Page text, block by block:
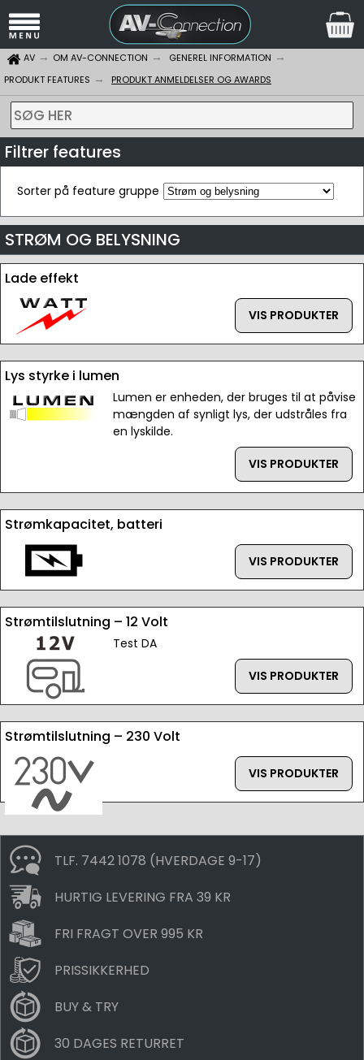
AV OM AV-CONNECTION
GENEREL INFORMATION
PRODUKT FEATURES
PRODUKT ANMELDELSER OG AWARDS
SØG HER
Filtrer features
Sorter på feature gruppe
STRØM OG BELYSNING
Lade effekt
VIS PRODUKTER
Lys styrke i lumen
Lumen er enheden, der bruges til at påvise
mængden af synligt lys, der udstråles fra
en lyskilde.
VIS PRODUKTER
Strømkapacitet, batteri
VIS PRODUKTER
Strømtilslutning – 12 Volt
Test DA
VIS PRODUKTER
Strømtilslutning – 230 Volt
VIS PRODUKTER
TLF. 7442 1078 (HVERDAGE 9-17)
HURTIG LEVERING FRA 39 KR
FRI FRAGT OVER 995 KR
PRISSIKKERHED
BUY & TRY
30 DAGES RETURRET